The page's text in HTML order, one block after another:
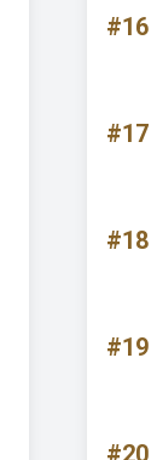
#16
#17
#18
#19
#20